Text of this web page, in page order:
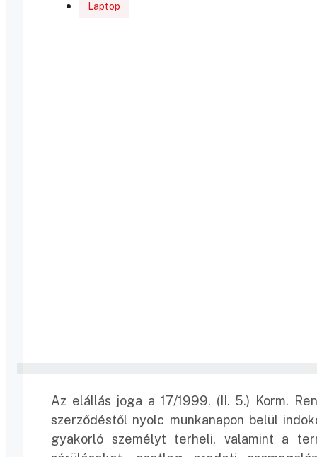
Laptop
Az elállás joga a 17/1999. (II. 5.) Korm.
szerződéstől nyolc munkanapon belül
gyakorló személyt terheli, valamint a